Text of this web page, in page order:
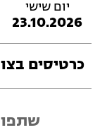
יום שישי
23.10.2026
כרטיסים ב
שתפו